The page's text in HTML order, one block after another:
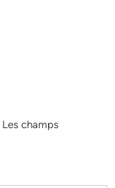
Les champs